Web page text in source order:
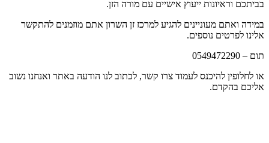
בביתכם וראיונות ייעוץ אישיים עם מורה הזן.
אלינו לפרטים נוספים.
תום – 0549472290
אליכם בהקדם.